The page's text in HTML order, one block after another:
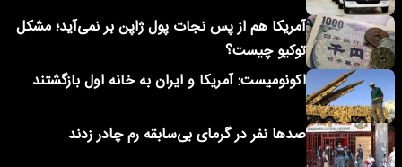
آمریکا هم از پس نجات پول ژاپن بر نمی‌آید؛ مشکل
توکیو چیست؟
اکونومیست: آمریکا و ایران به خانه اول بازگشتند
صدها نفر در گرمای بی‌سابقه رم چادر زدند